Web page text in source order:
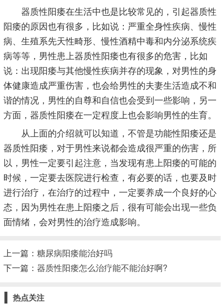
器质性阳痿在生活中也是比较常见的，引起器质性
阳痿的原因也有很多，比如说：严重全身性疾病、慢性
病、生殖系先天性畸形、慢性酒精中毒和内分泌系统疾
病等等，男性患上器质性阳痿也有很多的危害，比如
说：出现阳痿与其他慢性疾病并存的现象，对男性的身
体健康造成严重伤害，也会给男性的夫妻生活造成不和
谐的情况，男性的自尊和自信也会受到一些影响，另一
方面，器质性阳痿在一定程度上也会影响男性的生育。
从上面的介绍就可以知道，不管是功能性阳痿还是
器质性阳痿，对于男性来说都会造成很严重的伤害，所
以，男性一定要引起注意，当发现有患上阳痿的可能的
时候，一定要去医院进行检查，有必要的话，也要及时
进行治疗，在治疗的过程中，一定要养成一个良好的心
态，因为男性在患上阳痿之后，很有可能会出现一些负
面情绪，会对男性的治疗造成影响。
上一篇： 糖尿病阳痿能治好吗
下一篇： 器质性阳痿怎么治疗能不能治好啊?
热点关注